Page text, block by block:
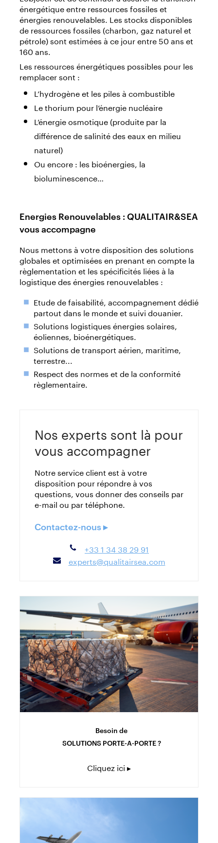
énergétique entre ressources fossiles et
énergies renouvelables. Les stocks disponibles
de ressources fossiles (charbon, gaz naturel et
pétrole) sont estimées à ce jour entre 50 ans et
160 ans.
Les ressources énergétiques possibles pour les
remplacer sont :
L’hydrogène et les piles à combustible
Le thorium pour l’énergie nucléaire
L’énergie osmotique (produite par la
différence de salinité des eaux en milieu
naturel)
Ou encore : les bioénergies, la
bioluminescence…
Energies Renouvelables : QUALITAIR&SEA
vous accompagne
Nous mettons à votre disposition des solutions
globales et optimisées en prenant en compte la
règlementation et les spécificités liées à la
logistique des énergies renouvelables :
Etude de faisabilité, accompagnement dédié
partout dans le monde et suivi douanier.
Solutions logistiques énergies solaires,
éoliennes, bioénergétiques.
Solutions de transport aérien, maritime,
terrestre...
Respect des normes et de la conformité
règlementaire.
Nos experts sont là pour
vous accompagner
Notre service client est à votre
disposition pour répondre à vos
questions, vous donner des conseils par
e-mail ou par téléphone.
Contactez-nous ▸
+33 1 34 38 29 91
experts@qualitairsea.com
Besoin de
SOLUTIONS PORTE-A-PORTE ?
Cliquez ici ▸